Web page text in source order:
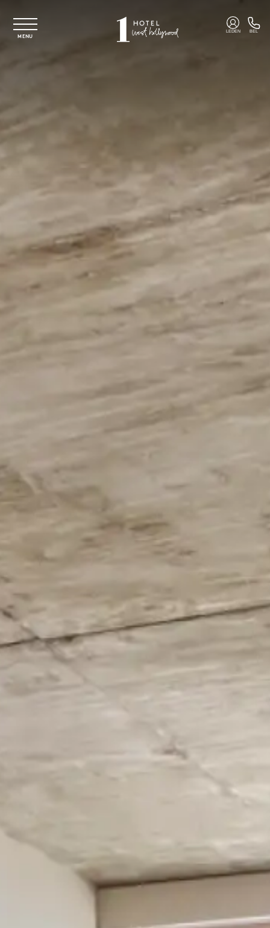
MENU
LEDEN BEL